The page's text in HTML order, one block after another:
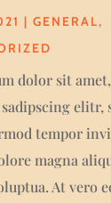
|GENERAL,
dolor sit amet,
elitr,
tempor
magna
At vero